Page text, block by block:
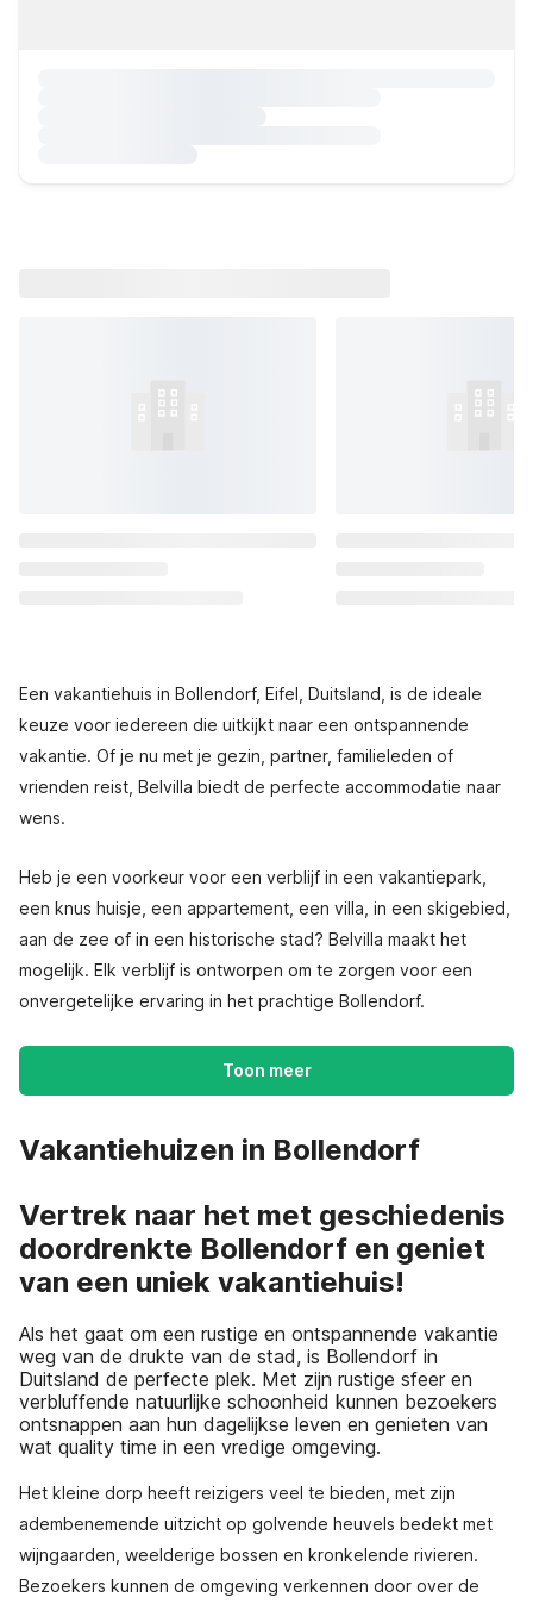
Een vakantiehuis in Bollendorf, Eifel, Duitsland, is de ideale
keuze voor iedereen die uitkijkt naar een ontspannende
vakantie. Of je nu met je gezin, partner, familieleden of
vrienden reist, Belvilla biedt de perfecte accommodatie naar
wens.
Heb je een voorkeur voor een verblijf in een vakantiepark,
een knus huisje, een appartement, een villa, in een skigebied,
aan de zee of in een historische stad? Belvilla maakt het
mogelijk. Elk verblijf is ontworpen om te zorgen voor een
onvergetelijke ervaring in het prachtige Bollendorf.
Toon meer
Vakantiehuizen in Bollendorf
Vertrek naar het met geschiedenis
doordrenkte Bollendorf en geniet
van een uniek vakantiehuis!
Als het gaat om een rustige en ontspannende vakantie
weg van de drukte van de stad, is Bollendorf in
Duitsland de perfecte plek. Met zijn rustige sfeer en
verbluffende natuurlijke schoonheid kunnen bezoekers
ontsnappen aan hun dagelijkse leven en genieten van
wat quality time in een vredige omgeving.
Het kleine dorp heeft reizigers veel te bieden, met zijn
adembenemende uitzicht op golvende heuvels bedekt met
wijngaarden, weelderige bossen en kronkelende rivieren.
Bezoekers kunnen de omgeving verkennen door over de